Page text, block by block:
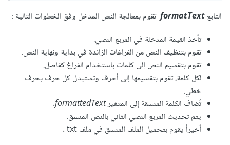
التابعformatText تقوم بمعالجة النص المدخل وفق الخطوات التالية
تأخذ القيمة المدخلة في المربع النصي.
تقوم بتنظيف النص من الفراغات الزائدة في بداية ونهاية النص.
تقوم بتقسيم النص إلى كلمات باستخدام الفراغ كفاصل.
لكل كلمة، تقوم بتقسيمها إلى أحرف وتستبدل كل حرف بحرف
خطي.
تُضاف الكلمة المنسقة إلى المتغيرformattedText
.
يتم تحديث المربع النصي الثاني بالنص المنسق.
أخيراً يقوم بتحميل الملف المنسق في ملف txt .